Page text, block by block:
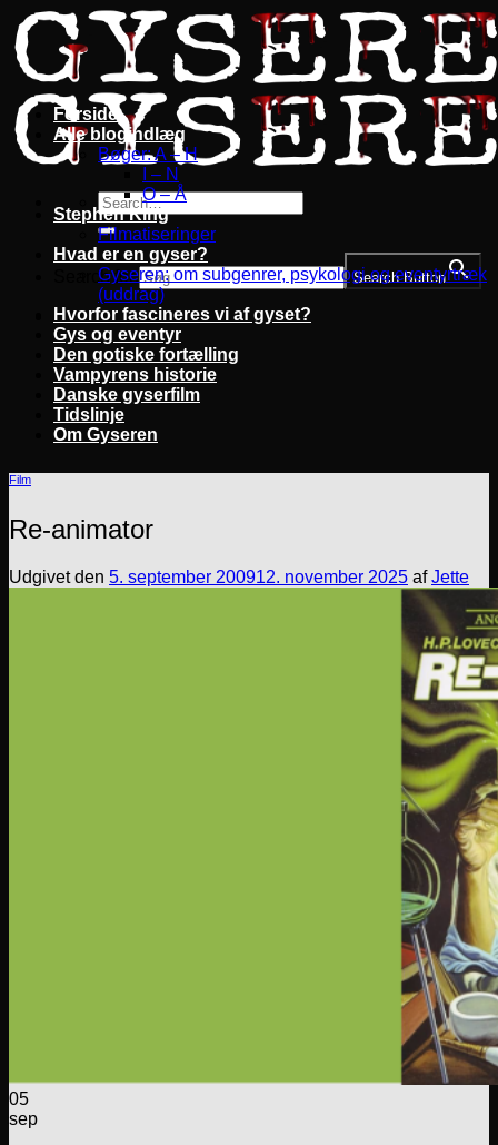
Fortsæt
til
indhold
Search for: Search Button
Forside
Alle blogindlæg
Bøger: A – H
I – N
O – Å
Stephen King
Filmatiseringer
Hvad er en gyser?
Gyseren: om subgenrer, psykologi og eventyrtræk
(uddrag)
Hvorfor fascineres vi af gyset?
Gys og eventyr
Den gotiske fortælling
Vampyrens historie
Danske gyserfilm
Tidslinje
Om Gyseren
Film
Re-animator
Udgivet den 5. september 200912. november 2025 afJette
05
sep